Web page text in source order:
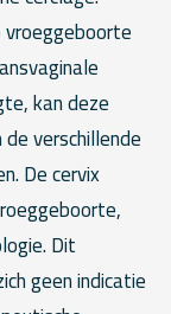
kan deze
verschillende
De cervix
Dit
geen indicatie